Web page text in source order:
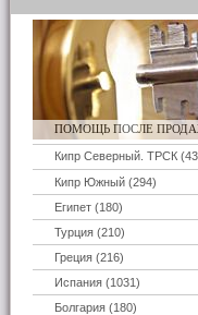
ПОМОЩЬ ПОСЛЕ
Кипр Северный. ТРСК
Кипр Южный (294)
Египет (180)
Турция (210)
Греция (216)
Испания (1031)
Болгария (180)